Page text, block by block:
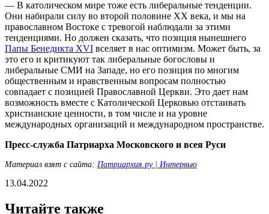
— В католическом мире тоже есть либеральные тенденции.
Они набирали силу во второй половине ХХ века, и мы на
православном Востоке с тревогой наблюдали за этими
тенденциями. Но должен сказать, что позиция нынешнего
Папы Бенедикта XVI вселяет в нас оптимизм. Может быть, за
это его и критикуют так либеральные богословы и
либеральные СМИ на Западе, но его позиция по многим
общественным и нравственным вопросам полностью
совпадает с позицией Православной Церкви. Это дает нам
возможность вместе с Католической Церковью отстаивать
христианские ценности, в том числе и на уровне
международных организаций и международном пространстве.
Пресс-служба Патриарха Московского и всея Руси
Материал взят с сайта: Патриархия.ру | Интервью
13.04.2022
Читайте также